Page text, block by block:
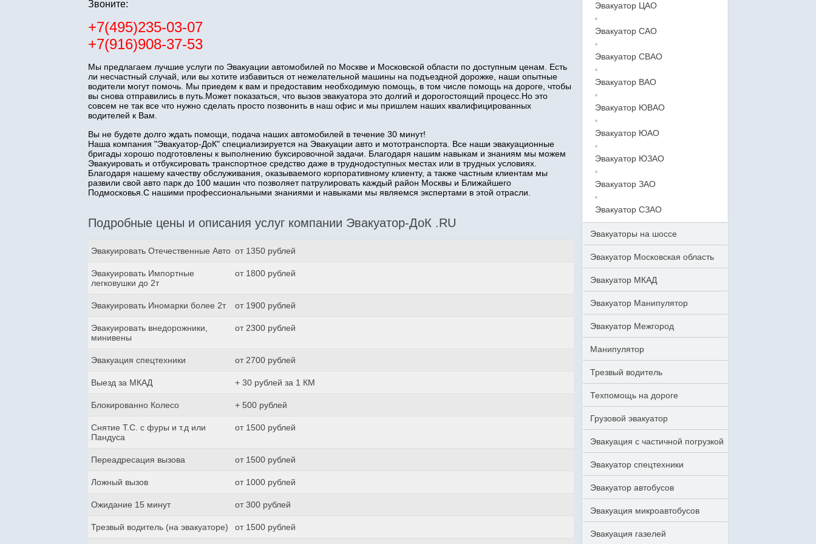
Звоните:
+7(495)235-03-07
+7(916)908-37-53
Мы предлагаем лучшие услуги по Эвакуации автомобилей по Москве и Московской области по доступным ценам. Есть
ли несчастный случай, или вы хотите избавиться от нежелательной машины на подъездной дорожке, наши опытные
водители могут помочь. Мы приедем к вам и предоставим необходимую помощь, в том числе помощь на дороге, чтобы
вы снова отправились в путь.Может показаться, что вызов эвакуатора это долгий и дорогостоящий процесс.Но это
совсем не так все что нужно сделать просто позвонить в наш офис и мы пришлем наших квалифицированных
водителей к Вам.
Вы не будете долго ждать помощи, подача наших автомобилей в течение 30 минут!
Наша компания "Эвакуатор-ДоК" специализируется на Эвакуации авто и мототранспорта. Все наши эвакуационные
бригады хорошо подготовлены к выполнению буксировочной задачи. Благодаря нашим навыкам и знаниям мы можем
Эвакуировать и отбуксировать транспортное средство даже в труднодоступных местах или в трудных условиях.
Благодаря нашему качеству обслуживания, оказываемого корпоративному клиенту, а также частным клиентам мы
развили свой авто парк до 100 машин что позволяет патрулировать каждый район Москвы и Ближайшего
Подмосковья.С нашими профессиональными знаниями и навыками мы являемся экспертами в этой отрасли.
Подробные цены и описания услуг компании Эвакуатор-ДоК .RU
Эвакуировать Отечественные Авто от 1350 рублей
Эвакуировать Импортные
легковушки до 2т
от 1800 рублей
Эвакуировать Иномарки более 2т от 1900 рублей
Эвакуировать внедорожники,
минивены
от 2300 рублей
Эвакуация спецтехники от 2700 рублей
Выезд за МКАД + 30 рублей за 1 КМ
Блокированно Колесо + 500 рублей
Снятие Т.С. с фуры и т.д или
Пандуса
от 1500 рублей
Переадресация вызова от 1500 рублей
Ложный вызов от 1000 рублей
Ожидание 15 минут от 300 рублей
Трезвый водитель (на эвакуаторе) от 1500 рублей
Эвакуатор ЦАО
Эвакуатор САО
Эвакуатор СВАО
Эвакуатор ВАО
Эвакуатор ЮВАО
Эвакуатор ЮАО
Эвакуатор ЮЗАО
Эвакуатор ЗАО
Эвакуатор СЗАО
Эвакуаторы на шоссе
Эвакуатор Московская область
Эвакуатор МКАД
Эвакуатор Манипулятор
Эвакуатор Межгород
Манипулятор
Трезвый водитель
Техпомощь на дороге
Грузовой эвакуатор
Эвакуация с частичной погрузкой
Эвакуатор спецтехники
Эвакуатор автобусов
Эвакуация микроавтобусов
Эвакуация газелей